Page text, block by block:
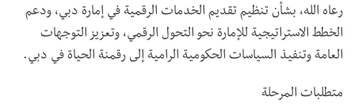
رعاه الله، بشأن تنظيم تقديم الخدمات الرقمية في إمارة دبي، ودعم
الخطط الاستراتيجية للإمارة نحو التحول الرقمي، وتعزيز التوجهات
العامة وتنفيذ السياسات الحكومية الرامية إلى رقمنة الحياة في دبي.
متطلبات المرحلة